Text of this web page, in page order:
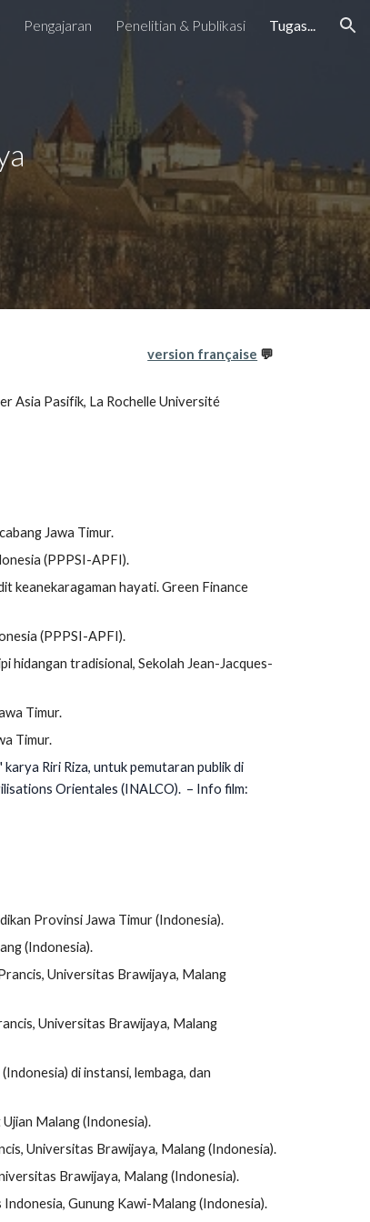
Pengajaran Penelitian & Publikasi Tugas...
version française 💬
Asia Pasifik, La Rochelle Université
Jawa Timur.
(PPPSI-APFI).
keanekaragaman hayati. Green Finance
(PPPSI-APFI).
hidangan tradisional, Sekolah Jean-Jacques-
Timur.
Timur.
Riri Riza, untuk pemutaran publik di
Orientales (INALCO). – Info film:
Provinsi Jawa Timur (Indonesia).
(Indonesia).
Universitas Brawijaya, Malang
Universitas Brawijaya, Malang
di instansi, lembaga, dan
Malang (Indonesia).
Universitas Brawijaya, Malang (Indonesia).
Brawijaya, Malang (Indonesia).
Gunung Kawi-Malang (Indonesia).